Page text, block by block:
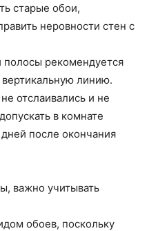
старые обои,
неровности стен с
рекомендуется
линию.
отслаивались и не
в комнате
после окончания
важно учитывать
обоев, поскольку